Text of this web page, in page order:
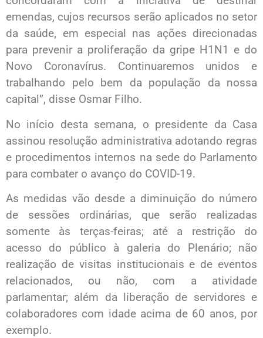
emendas, cujos recursos serão aplicados no setor
da saúde, em especial nas ações direcionadas
para prevenir a proliferação da gripe H1N1 e do
Novo Coronavírus. Continuaremos unidos e
trabalhando pelo bem da população da nossa
capital”, disse Osmar Filho.
No início desta semana, o presidente da Casa
assinou resolução administrativa adotando regras
e procedimentos internos na sede do Parlamento
para combater o avanço do COVID-19.
As medidas vão desde a diminuição do número
de sessões ordinárias, que serão realizadas
somente às terças-feiras; até a restrição do
acesso do público à galeria do Plenário; não
realização de visitas institucionais e de eventos
relacionados, ou não, com a atividade
parlamentar; além da liberação de servidores e
colaboradores com idade acima de 60 anos, por
exemplo.